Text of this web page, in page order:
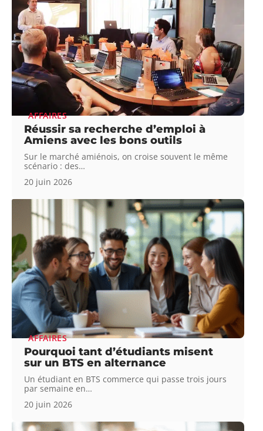
AFFAIRES
Réussir sa recherche d’emploi à
Amiens avec les bons outils
Sur le marché amiénois, on croise souvent le même
scénario : des…
20 juin 2026
AFFAIRES
Pourquoi tant d’étudiants misent
sur un BTS en alternance
Un étudiant en BTS commerce qui passe trois jours
par semaine en…
20 juin 2026